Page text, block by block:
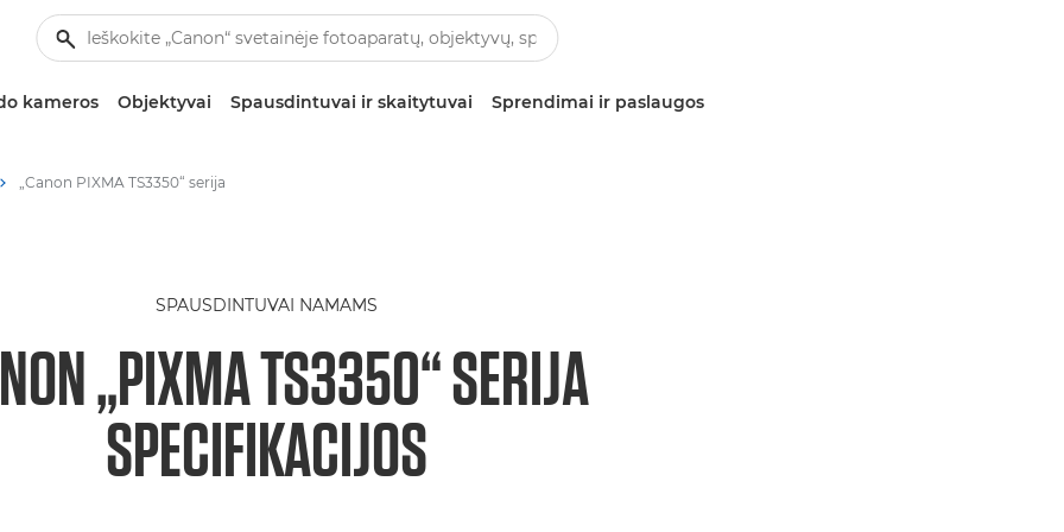
kameros Objektyvai Spausdintuvai ir skaitytuvai Sprendimai ir paslaugos
„Canon PIXMA TS3350“ serija
SPAUSDINTUVAI NAMAMS
„PIXMA TS3350“ SERIJA
SPECIFIKACIJOS